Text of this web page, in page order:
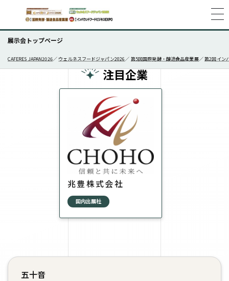
展示会トップページ
CAFERES JAPAN2026／ ウェルネスフードジャパン2026／ 第5回国際発酵・醸造食品産業展／第2回イン
注目企業
兆豊株式会社
国内出展社
五十音